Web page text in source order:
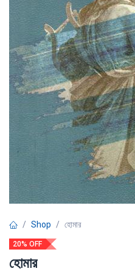
Shop হোমার
20% OFF
হোমার